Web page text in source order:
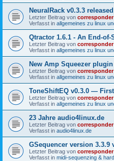
NeuralRack v0.3.3 released
Letzter Beitrag von corresponder
Verfasst in allgemeines zu linux
Qtractor 1.6.1 - An End-of-
Letzter Beitrag von corresponder
Verfasst in allgemeines zu linux
New Amp Squeezer
Letzter Beitrag von corresponder
Verfasst in allgemeines zu linux
ToneShiftEQ v0.3.0 —
Letzter Beitrag von corresponder
Verfasst in allgemeines zu linux
23 Jahre audio4linux.de
Letzter Beitrag von corresponder
Verfasst in audio4linux.de
GSequencer version 3.3.9
Letzter Beitrag von corresponder
Verfasst in midi-sequenzing &